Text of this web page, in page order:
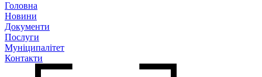
Головна
Новини
Документи
Послуги
Муніципалітет
Контакти